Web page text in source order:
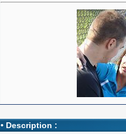
• Description :